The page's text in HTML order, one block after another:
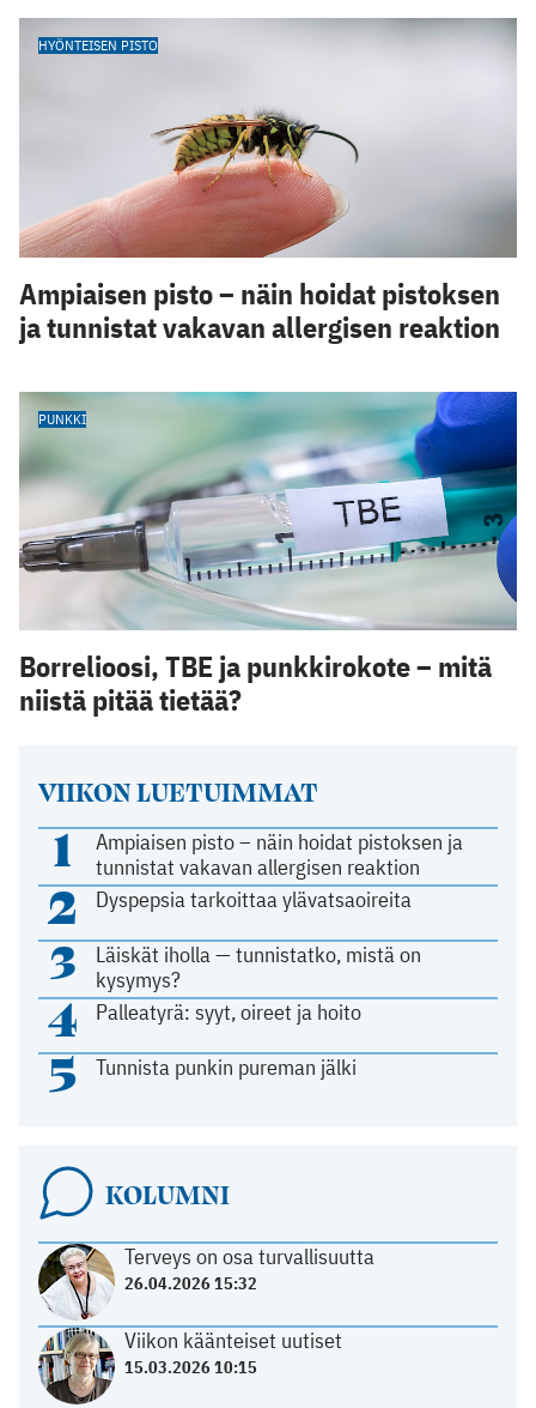
VIIKON LUETUIMMAT
1
Ampiaisen pisto – näin hoidat pistoksen ja
tunnistat vakavan allergisen reaktion
2 Dyspepsia tarkoittaa ylävatsaoireita
3
Läiskät iholla — tunnistatko, mistä on
kysymys?
4 Palleatyrä: syyt, oireet ja hoito
5 Tunnista punkin pureman jälki
KOLUMNI
Terveys on osa turvallisuutta
26.04.2026 15:32
Viikon käänteiset uutiset
15.03.2026 10:15
HYÖNTEISEN PISTO
Ampiaisen pisto – näin hoidat pistoksen
ja tunnistat vakavan allergisen reaktion
PUNKKI
Borrelioosi, TBE ja punkkirokote – mitä
niistä pitää tietää?